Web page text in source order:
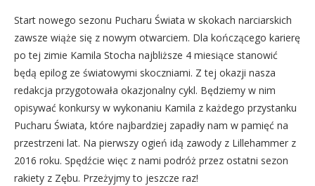
Start nowego sezonu Pucharu Świata w skokach narciarskich
zawsze wiąże się z nowym otwarciem. Dla kończącego karierę
po tej zimie Kamila Stocha najbliższe 4 miesiące stanowić
będą epilog ze światowymi skoczniami. Z tej okazji nasza
redakcja przygotowała okazjonalny cykl. Będziemy w nim
opisywać konkursy w wykonaniu Kamila z każdego przystanku
Pucharu Świata, które najbardziej zapadły nam w pamięć na
przestrzeni lat. Na pierwszy ogień idą zawody z Lillehammer z
2016 roku. Spędźcie więc z nami podróż przez ostatni sezon
rakiety z Zębu. Przeżyjmy to jeszcze raz!